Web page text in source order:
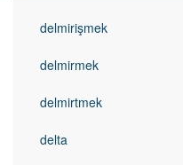
delmirişmek
delmirmek
delmirtmek
delta